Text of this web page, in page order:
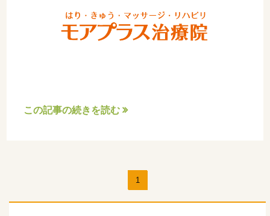
この記事の続きを読む
1